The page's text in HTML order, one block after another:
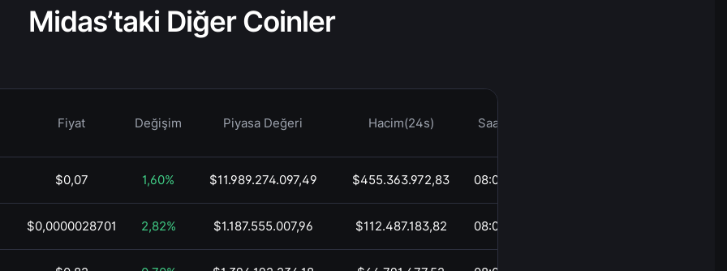
Midas’taki Diğer Coinler
Fiyat Değişim Piyasa Değeri Hacim(24s) Saat
$0,07 1,60% $11.989.274.097,49 $455.363.972,83 08:03
$0,0000028701 2,82% $1.187.555.007,96 $112.487.183,82 08:03